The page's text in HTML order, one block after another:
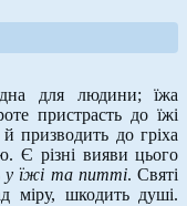
для людини; їжа
пристрасть до їжі
призводить до гріха
Є різні вияви цього
у їжі та питті. Святі
міру, шкодить душі.